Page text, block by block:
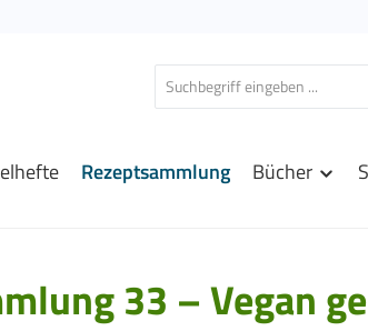
Rezeptsammlung Bücher
33 – Vegan